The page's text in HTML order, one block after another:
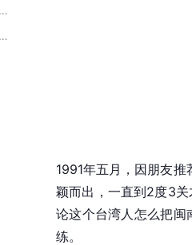
脱口秀《我猜我猜我猜猜猜》的主要嘉宾
电影《天才冲冲冲》主要演员
1991年五月，因朋友
颖而出，一直到2度3
论这个台湾人怎么把闽
练。